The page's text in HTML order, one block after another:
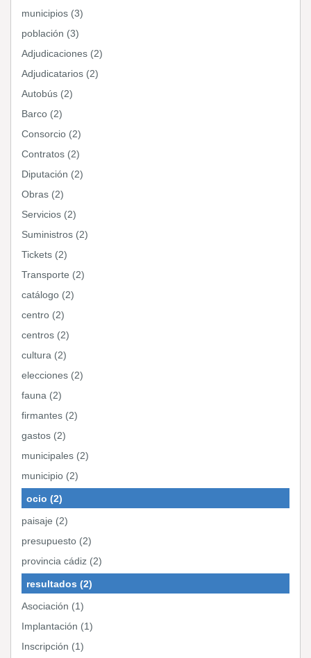
municipios (3)
población (3)
Adjudicaciones (2)
Adjudicatarios (2)
Autobús (2)
Barco (2)
Consorcio (2)
Contratos (2)
Diputación (2)
Obras (2)
Servicios (2)
Suministros (2)
Tickets (2)
Transporte (2)
catálogo (2)
centro (2)
centros (2)
cultura (2)
elecciones (2)
fauna (2)
firmantes (2)
gastos (2)
municipales (2)
municipio (2)
ocio (2)
paisaje (2)
presupuesto (2)
provincia cádiz (2)
resultados (2)
Asociación (1)
Implantación (1)
Inscripción (1)